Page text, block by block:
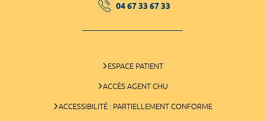
04 67 33 67 33
ESPACE PATIENT
ACCÈS AGENT CHU
ACCESSIBILITÉ : PARTIELLEMENT CONFORME